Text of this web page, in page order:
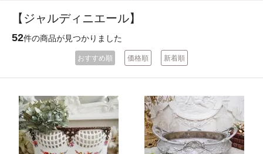
【ジャルディニエール】
52件の商品が見つかりました
おすすめ順 価格順 新着順